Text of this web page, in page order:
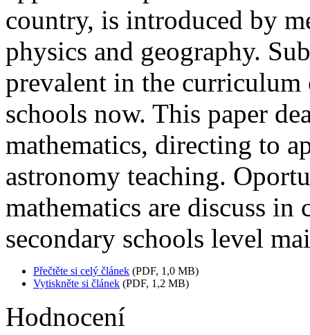
country, is introduced by
physics and geography.
prevalent in the curriculum
schools now. This paper
mathematics, directing to
astronomy teaching.
mathematics are discuss
secondary schools level
Přečtěte si celý článek (PDF, 1,0 MB)
Vytiskněte si článek (PDF, 1,2 MB)
Hodnocení